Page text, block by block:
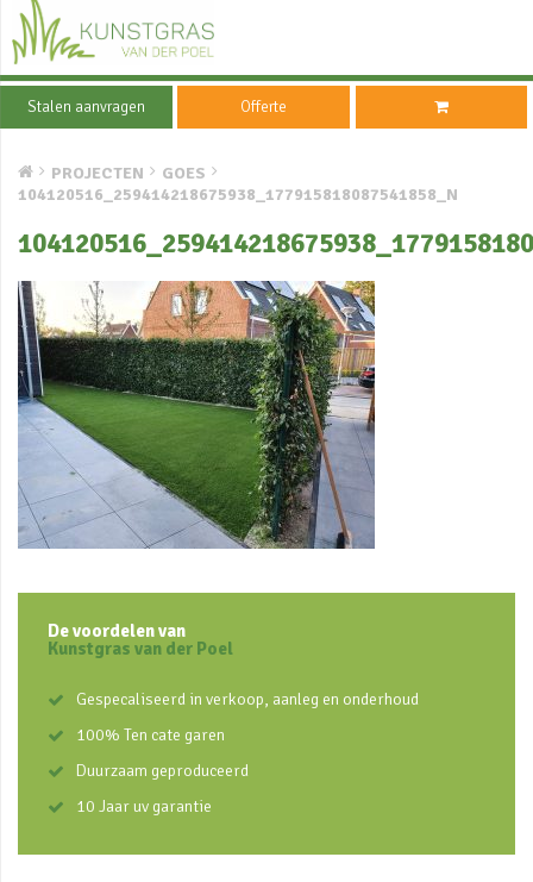
Stalen aanvragen Offerte
PROJECTEN
GOES
104120516_259414218675938_177915818087541858_N
De voordelen van
Kunstgras van der Poel
Gespecaliseerd in verkoop, aanleg en onderhoud
100% Ten cate garen
Duurzaam geproduceerd
10 Jaar uv garantie